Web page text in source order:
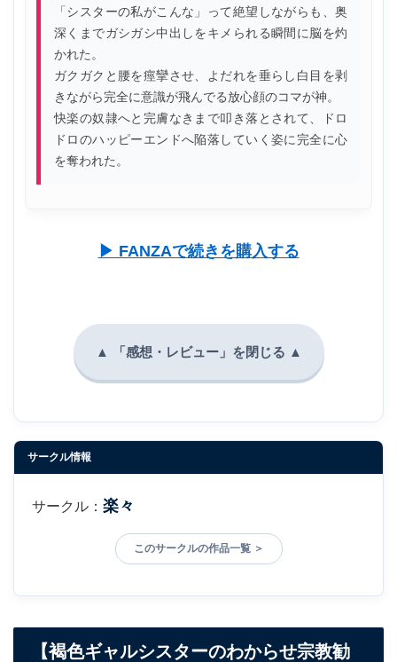
「シスターの私がこんな」って絶望しながらも、奥
深くまでガシガシ中出しをキメられる瞬間に脳を灼
かれた。
ガクガクと腰を痙攣させ、よだれを垂らし白目を剥
きながら完全に意識が飛んでる放心顔のコマが神。
快楽の奴隷へと完膚なきまで叩き落とされて、ドロ
ドロのハッピーエンドへ陥落していく姿に完全に心
を奪われた。
▶ FANZAで続きを購入する
サークル情報
サークル： 楽々
このサークルの作品一覧 ＞
【褐色ギャルシスターのわからせ宗教勧